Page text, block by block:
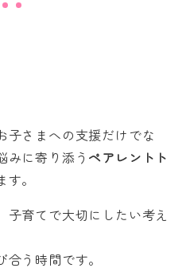
子さまへの支援だけでな
みに寄り添う ペアレントト
。
育てで大切にしたい考え
う時間です。